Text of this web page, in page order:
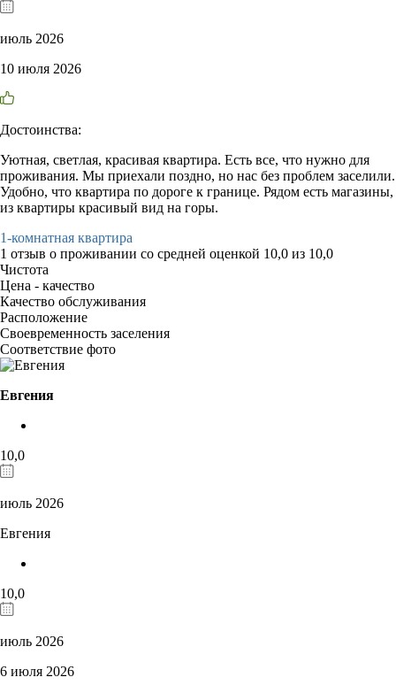
июль 2026
10 июля 2026
Достоинства:
Уютная, светлая, красивая квартира. Есть все, что нужно для
проживания. Мы приехали поздно, но нас без проблем заселили.
Удобно, что квартира по дороге к границе. Рядом есть магазины,
из квартиры красивый вид на горы.
1-комнатная квартира
1 отзыв о проживании со средней оценкой 10,0 из 10,0
Чистота
Цена - качество
Качество обслуживания
Расположение
Своевременность заселения
Соответствие фото
Евгения
10,0
июль 2026
Евгения
10,0
июль 2026
6 июля 2026